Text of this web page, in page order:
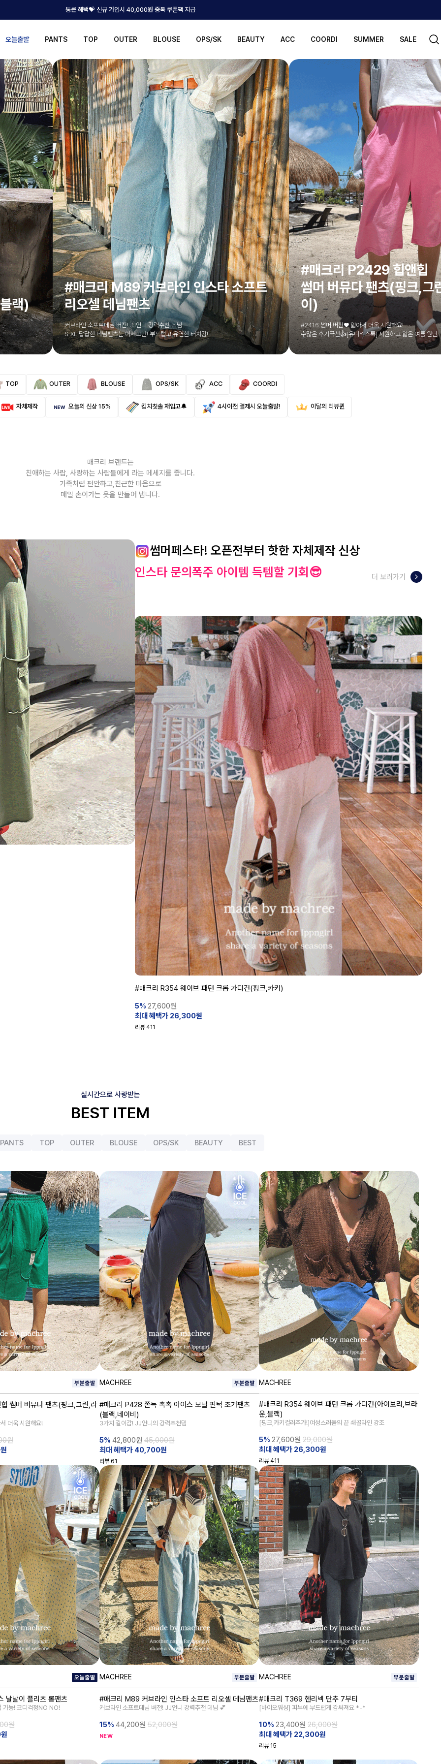
통큰 혜택💝 신규 가입시 40,000원 중복 쿠폰팩 지급
오늘출발 PANTS TOP OUTER BLOUSE OPS/SK BEAUTY ACC COORDI SUMMER SALE
랙)
#매크리 M89 커브라인 인스타 소프트
리오셀 데님팬츠
커브라인 소프트데님 버전! JJ언니 강력추천 데님
S-XL 답답한 데님팬츠는 이제그만! 부드럽고 유연한 터치감!
#매크리 P2429 힙앤힙
썸머 버뮤다 팬츠(핑크,그
이)
#2416 썸머 버전♥ 얇아서 더욱 시원해요!
수많은 후기극찬👍[유니섹스룩] 시원하고 얇은 여름 원단
TOP OUTER BLOUSE OPS/SK ACC COORDI
자체제작 오늘의 신상 15% 킹치칫솔 재입고🔔 4시이전 결제시 오늘출발! 이달의 리뷰퀸
매크리 브랜드는
친애하는 사람, 사랑하는 사람들에게 라는 메세지를 줍니다.
가족처럼 편안하고,친근한 마음으로
매일 손이가는 옷을 만들어 냅니다.
썸머페스타! 오픈전부터 핫한 자체제작 신상
인스타 문의폭주 아이템 득템할 기회😎
더 보러가기
#매크리 R354 웨이브 패턴 크롭 가디건(핑크,카키)
5% 27,600원
최대 혜택가 26,300원
리뷰 411
실시간으로 사랑받는
BEST ITEM
PANTS TOP OUTER BLOUSE OPS/SK BEAUTY BEST
썸머 버뮤다 팬츠(핑크,그린,라
더욱 시원해요!
원
MACHREE
#매크리 P428 쫀득 촉촉 아이스 모달 핀턱 조거팬츠
(블랙,네이비)
3가지 길이감! JJ언니의 강력추천템
5% 42,800원 45,000원
최대 혜택가 40,700원
리뷰 61
MACHREE
#매크리 R354 웨이브 패턴 크롭 가디건(아이보리,브라
운,블랙)
[핑크,카키컬러추가!]여성스러움의 끝 쇄골라인 강조
5%27,600원 29,000원
최대 혜택가 26,300원
리뷰 411
날날이 플리츠 롱팬츠
능! 코디걱정NO NO!
원
MACHREE
#매크리 M89 커브라인 인스타 소프트 리오셀 데님팬츠
커브라인 소프트데님 버전! JJ언니 강력추천 데님 💕
15% 44,200원 52,000원
NEW
MACHREE
#매크리 T369 헨리넥 단추 7부티
[바이오워싱] 피부에 부드럽게 감싸져요 *-*
10%23,400원 26,000원
최대 혜택가 22,300원
리뷰 15